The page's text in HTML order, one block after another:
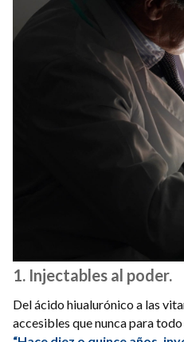
1. Injectables al poder.
Del ácido hiualurónico a las
accesibles que nunca para